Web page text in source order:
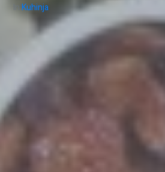
InKuhinja